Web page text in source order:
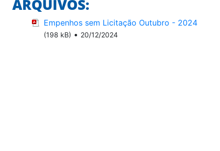
ARQUIVOS:
Empenhos sem Licitação Outubro - 2024
(198 kB) • 20/12/2024